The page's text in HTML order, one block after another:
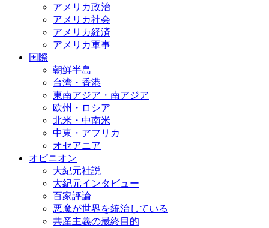
アメリカ政治
アメリカ社会
アメリカ経済
アメリカ軍事
国際
朝鮮半島
台湾・香港
東南アジア・南アジア
欧州・ロシア
北米・中南米
中東・アフリカ
オセアニア
オピニオン
大紀元社説
大紀元インタビュー
百家評論
悪魔が世界を統治している
共産主義の最終目的